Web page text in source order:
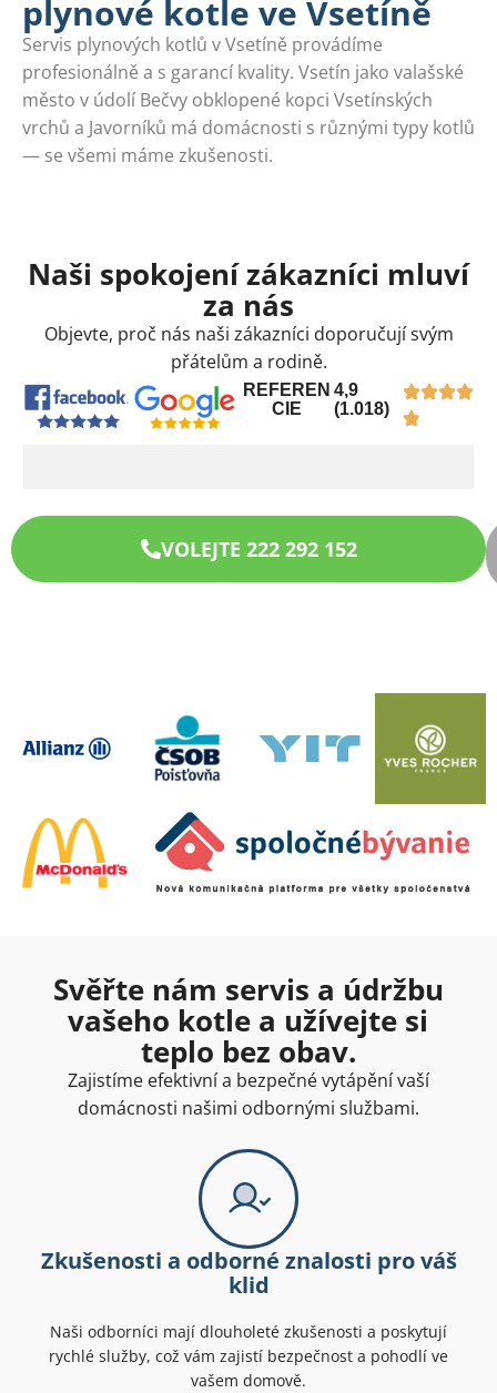
plynové kotle ve Vsetíně
Servis plynových kotlů v Vsetíně provádíme
profesionálně a s garancí kvality. Vsetín jako valašské
město v údolí Bečvy obklopené kopci Vsetínských
vrchů a Javorníků má domácnosti s různými typy kotlů
— se všemi máme zkušenosti.
Naši spokojení zákazníci mluví
za nás
Objevte, proč nás naši zákazníci doporučují svým
přátelům a rodině.
REFEREN
CIE
4,9
(1.018)
VOLEJTE 222 292 152
Svěřte nám servis a údržbu
vašeho kotle a užívejte si
teplo bez obav.
Zajistíme efektivní a bezpečné vytápění vaší
domácnosti našimi odbornými službami.
Zkušenosti a odborné znalosti pro váš
klid
Naši odborníci mají dlouholeté zkušenosti a poskytují
rychlé služby, což vám zajistí bezpečnost a pohodlí ve
vašem domově.